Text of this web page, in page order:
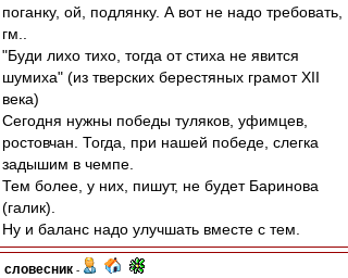
поганку, ой, подлянку. А вот не надо требовать,
гм..
"Буди лихо тихо, тогда от стиха не явится
шумиха" (из тверских берестяных грамот XII
века)
Сегодня нужны победы туляков, уфимцев,
ростовчан. Тогда, при нашей победе, слегка
задышим в чемпе.
Тем более, у них, пишут, не будет Баринова
(галик).
Ну и баланс надо улучшать вместе с тем.
словесник -